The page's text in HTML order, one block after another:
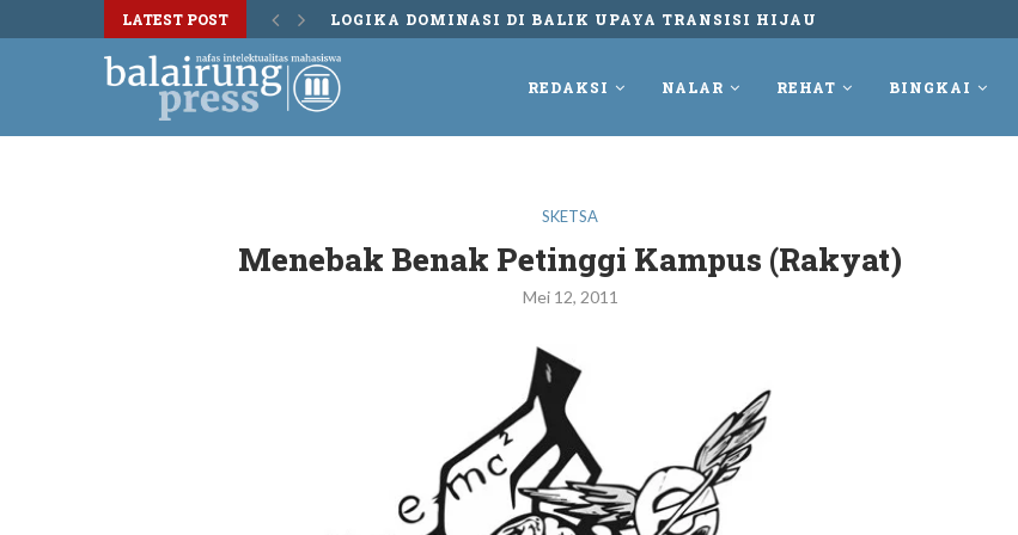
LATEST POST
REDAKSI NALAR REHAT BINGKAI
SKETSA
Menebak Benak Petinggi Kampus (Rakyat)
Mei 12, 2011